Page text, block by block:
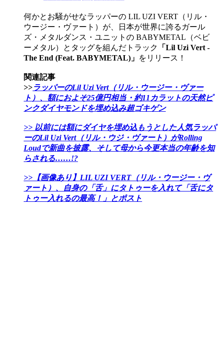
何かとお騒がせなラッパーの LIL UZI VERT（リル・
ウージー・ヴァート）が、日本が世界に誇るガール
ズ・メタルダンス・ユニットの BABYMETAL（ベビ
ーメタル）とタッグを組んだトラック
「Lil Uzi Vert -
The End (Feat. BABYMETAL)」 をリリース！
関連記事
>>ラッパーのLil Uzi Vert（リル・ウージー・ヴァー
ト）、額におよそ25億円相当・約11カラットの天然ピ
ンクダイヤモンドを埋め込み超ゴキゲン
>> 以前には額にダイヤを埋め込もうとした人気ラッパ
ーのLil Uzi Vert（リル・ウジ・ヴァート）がRolling
Loudで新曲を披露、そして母から今更本当の年齢を知
らされる……!?
>>【画像あり】LIL UZI VERT（リル・ウージー・ヴ
ァート）、自身の「舌」にタトゥーを入れて「舌にタ
トゥー入れるの最高！」とポスト